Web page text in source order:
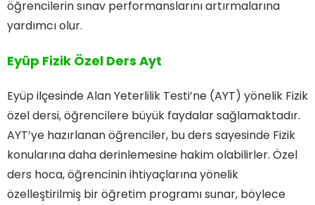
öğrencilerin sınav performanslarını artırmalarına
yardımcı olur.
Eyüp Fizik Özel Ders Ayt
Eyüp ilçesinde Alan Yeterlilik Testi’ne (AYT) yönelik Fizik
özel dersi, öğrencilere büyük faydalar sağlamaktadır.
AYT’ye hazırlanan öğrenciler, bu ders sayesinde Fizik
konularına daha derinlemesine hakim olabilirler. Özel
ders hoca, öğrencinin ihtiyaçlarına yönelik
özelleştirilmiş bir öğretim programı sunar, böylece